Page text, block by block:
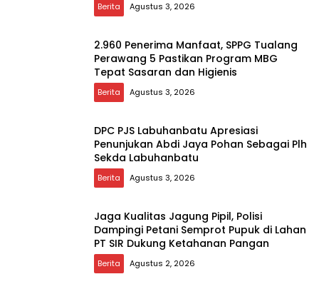
Berita Agustus 3, 2026
2.960 Penerima Manfaat, SPPG Tualang
Perawang 5 Pastikan Program MBG
Tepat Sasaran dan Higienis
Berita Agustus 3, 2026
DPC PJS Labuhanbatu Apresiasi
Penunjukan Abdi Jaya Pohan Sebagai Plh
Sekda Labuhanbatu
Berita Agustus 3, 2026
Jaga Kualitas Jagung Pipil, Polisi
Dampingi Petani Semprot Pupuk di Lahan
PT SIR Dukung Ketahanan Pangan
Berita Agustus 2, 2026